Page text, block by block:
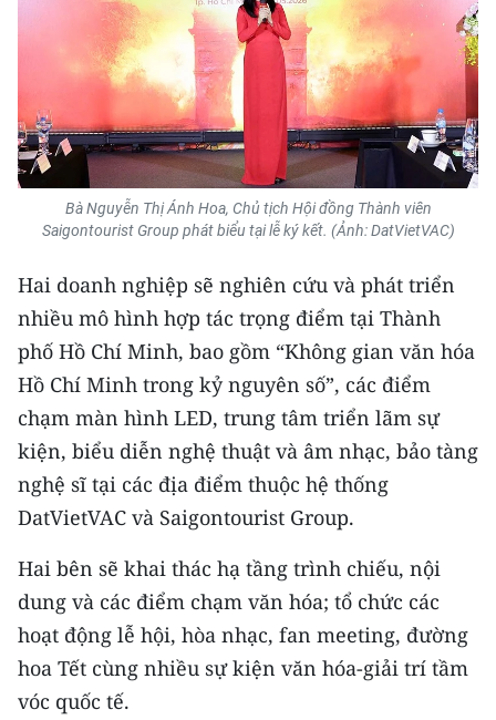
Media Y tế
Media Khoa học - Công nghệ
Media Môi trường
Ảnh
Infographic
TIN MỚI
TIN ĐỊA PHƯƠNG
Trung du và miền núi phía Bắc
Đồng bằng sông Hồng
Bắc Trung Bộ
Duyên hải Nam Trung Bộ và Tây
Nguyên
Đông Nam Bộ
Đồng bằng sông Cửu Long
Chuyên trang Hà Nội
Bà Nguyễn Thị Ánh Hoa, Chủ tịch Hội đồng Thành viên
Saigontourist Group phát biểu tại lễ ký kết. (Ảnh: DatVietVAC)
Hai doanh nghiệp sẽ nghiên cứu và phát triển
nhiều mô hình hợp tác trọng điểm tại Thành
phố Hồ Chí Minh, bao gồm “Không gian văn hóa
Hồ Chí Minh trong kỷ nguyên số”, các điểm
chạm màn hình LED, trung tâm triển lãm sự
kiện, biểu diễn nghệ thuật và âm nhạc, bảo tàng
nghệ sĩ tại các địa điểm thuộc hệ thống
DatVietVAC và Saigontourist Group.
Hai bên sẽ khai thác hạ tầng trình chiếu, nội
dung và các điểm chạm văn hóa; tổ chức các
hoạt động lễ hội, hòa nhạc, fan meeting, đường
hoa Tết cùng nhiều sự kiện văn hóa-giải trí tầm
vóc quốc tế.